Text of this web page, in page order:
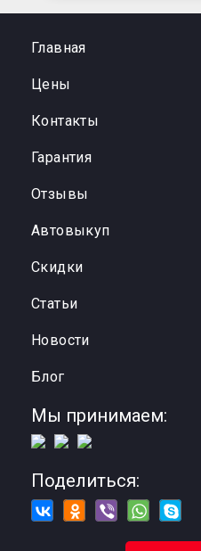
Главная
Цены
Контакты
Гарантия
Отзывы
Автовыкуп
Cкидки
Статьи
Новости
Блог
Мы принимаем:
Поделиться: